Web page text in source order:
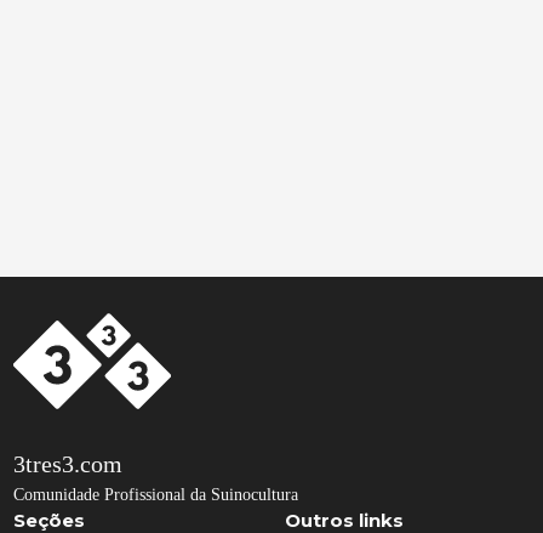
3tres3.com
Comunidade Profissional da Suinocultura
Seções Outros links